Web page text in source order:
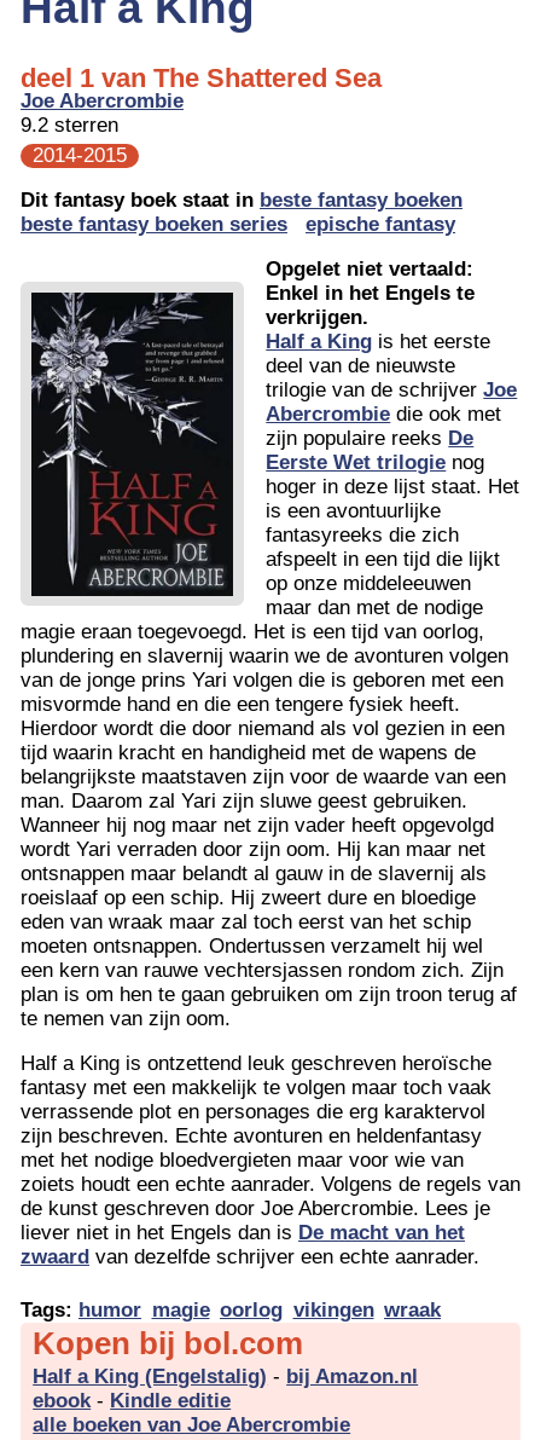
deel 1 van The Shattered Sea
Joe Abercrombie
9.2 sterren
2014-2015
Dit fantasy boek staat in beste fantasy boeken
beste fantasy boeken series
epische fantasy
Opgelet niet vertaald:
Enkel in het Engels te
verkrijgen.
Half a King is het eerste
deel van de nieuwste
trilogie van de schrijverJoe
Abercrombie die ook met
zijn populaire reeks De
Eerste Wet trilogie nog
hoger in deze lijst staat. Het
is een avontuurlijke
fantasyreeks die zich
afspeelt in een tijd die lijkt
op onze middeleeuwen
maar dan met de nodige
magie eraan toegevoegd. Het is een tijd van oorlog,
plundering en slavernij waarin we de avonturen volgen
van de jonge prins Yari volgen die is geboren met een
misvormde hand en die een tengere fysiek heeft.
Hierdoor wordt die door niemand als vol gezien in een
tijd waarin kracht en handigheid met de wapens de
belangrijkste maatstaven zijn voor de waarde van een
man. Daarom zal Yari zijn sluwe geest gebruiken.
Wanneer hij nog maar net zijn vader heeft opgevolgd
wordt Yari verraden door zijn oom. Hij kan maar net
ontsnappen maar belandt al gauw in de slavernij als
roeislaaf op een schip. Hij zweert dure en bloedige
eden van wraak maar zal toch eerst van het schip
moeten ontsnappen. Ondertussen verzamelt hij wel
een kern van rauwe vechtersjassen rondom zich. Zijn
plan is om hen te gaan gebruiken om zijn troon terug af
te nemen van zijn oom.
Half a King is ontzettend leuk geschreven heroïsche
fantasy met een makkelijk te volgen maar toch vaak
verrassende plot en personages die erg karaktervol
zijn beschreven. Echte avonturen en heldenfantasy
met het nodige bloedvergieten maar voor wie van
zoiets houdt een echte aanrader. Volgens de regels van
de kunst geschreven door Joe Abercrombie. Lees je
liever niet in het Engels dan is De macht van het
zwaard van dezelfde schrijver een echte aanrader.
Tags: humor magie oorlog vikingen wraak
Kopen bij bol.com
Half a King (Engelstalig) - bij Amazon.nl
ebook - Kindle editie
alle boeken van Joe Abercrombie